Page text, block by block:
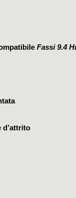
Fassi 9.4
d’attrito